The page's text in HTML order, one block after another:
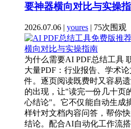
要神器横向对比与实操
2026.07.06 | youres | 75次围观
为什么需要AI PDF总结工具
大量PDF：行业报告、学术
件。逐页阅读既费时又容易
的出现，让"读完一份几十页
心结论"。它不仅能自动生成
样针对文档内容问答，帮你
结论。配合AI自动化工作流